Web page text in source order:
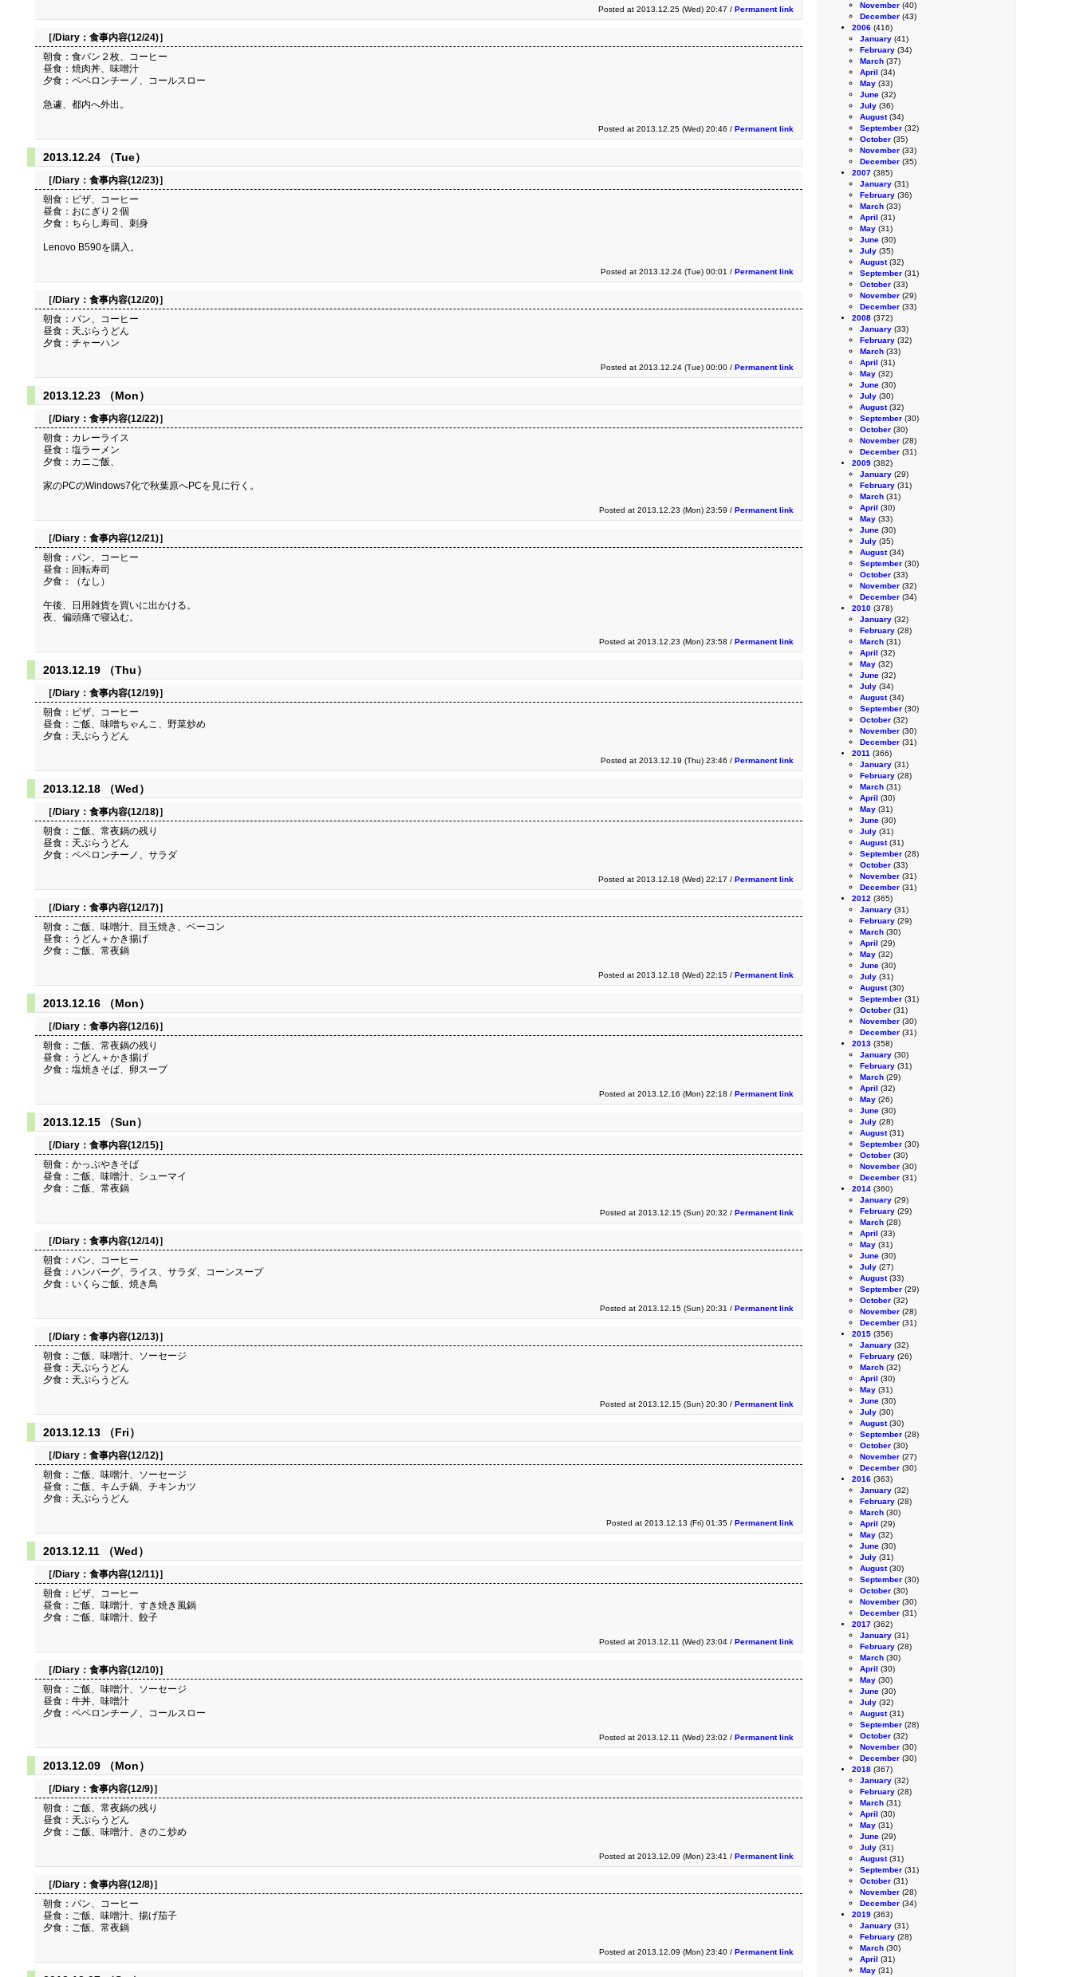
November (40)
December (43)
2006 (416)
January (41)
February (34)
March (37)
April (34)
May (33)
June (32)
July (36)
August(34)
September (32)
October (35)
November (33)
December (35)
2007 (385)
January (31)
February (36)
March (33)
April (31)
May (31)
June (30)
July (35)
August(32)
September (31)
October (33)
November (29)
December (33)
2008 (372)
January (33)
February (32)
March (33)
April (31)
May (32)
June (30)
July (30)
August(32)
September (30)
October (30)
November (28)
December (31)
2009 (382)
January (29)
February (31)
March (31)
April (30)
May (33)
June (30)
July (35)
August(34)
September (30)
October (33)
November (32)
December (34)
2010 (378)
January (32)
February (28)
March (31)
April (32)
May (32)
June (32)
July (34)
August(34)
September (30)
October (32)
November (30)
December (31)
2011 (366)
January (31)
February (28)
March (31)
April (30)
May (31)
June (30)
July (31)
August(31)
September (28)
October (33)
November (31)
December (31)
2012 (365)
January (31)
February (29)
March (30)
April (29)
May (32)
June (30)
July (31)
August(30)
September (31)
October (31)
November (30)
December (31)
2013 (358)
January (30)
February (31)
March (29)
April (32)
May (26)
June (30)
July (28)
August(31)
September (30)
October (30)
November (30)
December (31)
2014 (360)
January (29)
February (29)
March (28)
April (33)
May (31)
June (30)
July (27)
August(33)
September (29)
October (32)
November (28)
December (31)
2015 (356)
January (32)
February (26)
March (32)
April (30)
May (31)
June (30)
July (30)
August(30)
September (28)
October (30)
November (27)
December (30)
2016 (363)
January (32)
February (28)
March (30)
April (29)
May (32)
June (30)
July (31)
August(30)
September (30)
October (30)
November (30)
December (31)
2017 (362)
January (31)
February (28)
March (30)
April (30)
May (30)
June (30)
July (32)
August(31)
September (28)
October (32)
November (30)
December (30)
2018 (367)
January (32)
February (28)
March (31)
April (30)
May (31)
June (29)
July (31)
August(31)
September (31)
October (31)
November (28)
December (34)
2019 (363)
January (31)
February (28)
March (30)
April (31)
May (31)
Posted at 2013.12.25 (Wed) 20:47 / Permanent link
［/Diary： 食事内容(12/24)］
朝食：食パン２枚、コーヒー
昼食：焼肉丼、味噌汁
夕食：ペペロンチーノ、コールスロー
急遽、都内へ外出。
Posted at 2013.12.25 (Wed) 20:46 / Permanent link
2013.12.24 （Tue）
［/Diary： 食事内容(12/23)］
朝食：ピザ、コーヒー
昼食：おにぎり２個
夕食：ちらし寿司、刺身
Lenovo B590を購入。
Posted at 2013.12.24 (Tue) 00:01 / Permanent link
［/Diary： 食事内容(12/20)］
朝食：パン、コーヒー
昼食：天ぷらうどん
夕食：チャーハン
Posted at 2013.12.24 (Tue) 00:00 / Permanent link
2013.12.23 （Mon）
［/Diary： 食事内容(12/22)］
朝食：カレーライス
昼食：塩ラーメン
夕食：カニご飯、
家のPCのWindows7化で秋葉原へPCを見に行く。
Posted at 2013.12.23 (Mon) 23:59 / Permanent link
［/Diary： 食事内容(12/21)］
朝食：パン、コーヒー
昼食：回転寿司
夕食：（なし）
午後、日用雑貨を買いに出かける。
夜、偏頭痛で寝込む。
Posted at 2013.12.23 (Mon) 23:58 / Permanent link
2013.12.19 （Thu）
［/Diary： 食事内容(12/19)］
朝食：ピザ、コーヒー
昼食：ご飯、味噌ちゃんこ、野菜炒め
夕食：天ぷらうどん
Posted at 2013.12.19 (Thu) 23:46 / Permanent link
2013.12.18 （Wed）
［/Diary： 食事内容(12/18)］
朝食：ご飯、常夜鍋の残り
昼食：天ぷらうどん
夕食：ペペロンチーノ、サラダ
Posted at 2013.12.18 (Wed) 22:17 / Permanent link
［/Diary： 食事内容(12/17)］
朝食：ご飯、味噌汁、目玉焼き、ベーコン
昼食：うどん＋かき揚げ
夕食：ご飯、常夜鍋
Posted at 2013.12.18 (Wed) 22:15 / Permanent link
2013.12.16 （Mon）
［/Diary： 食事内容(12/16)］
朝食：ご飯、常夜鍋の残り
昼食：うどん＋かき揚げ
夕食：塩焼きそば、卵スープ
Posted at 2013.12.16 (Mon) 22:18 / Permanent link
2013.12.15 （Sun）
［/Diary： 食事内容(12/15)］
朝食：かっぷやきそば
昼食：ご飯、味噌汁、シューマイ
夕食：ご飯、常夜鍋
Posted at 2013.12.15 (Sun) 20:32 / Permanent link
［/Diary： 食事内容(12/14)］
朝食：パン、コーヒー
昼食：ハンバーグ、ライス、サラダ、コーンスープ
夕食：いくらご飯、焼き鳥
Posted at 2013.12.15 (Sun) 20:31 / Permanent link
［/Diary： 食事内容(12/13)］
朝食：ご飯、味噌汁、ソーセージ
昼食：天ぷらうどん
夕食：天ぷらうどん
Posted at 2013.12.15 (Sun) 20:30 / Permanent link
2013.12.13 （Fri）
［/Diary： 食事内容(12/12)］
朝食：ご飯、味噌汁、ソーセージ
昼食：ご飯、キムチ鍋、チキンカツ
夕食：天ぷらうどん
Posted at 2013.12.13 (Fri) 01:35 / Permanent link
2013.12.11 （Wed）
［/Diary： 食事内容(12/11)］
朝食：ビザ、コーヒー
昼食：ご飯、味噌汁、すき焼き風鍋
夕食：ご飯、味噌汁、餃子
Posted at 2013.12.11 (Wed) 23:04 / Permanent link
［/Diary： 食事内容(12/10)］
朝食：ご飯、味噌汁、ソーセージ
昼食：牛丼、味噌汁
夕食：ペペロンチーノ、コールスロー
Posted at 2013.12.11 (Wed) 23:02 / Permanent link
2013.12.09 （Mon）
［/Diary： 食事内容(12/9)］
朝食：ご飯、常夜鍋の残り
昼食：天ぷらうどん
夕食：ご飯、味噌汁、きのこ炒め
Posted at 2013.12.09 (Mon) 23:41 / Permanent link
［/Diary： 食事内容(12/8)］
朝食：パン、コーヒー
昼食：ご飯、味噌汁、揚げ茄子
夕食：ご飯、常夜鍋
Posted at 2013.12.09 (Mon) 23:40 / Permanent link